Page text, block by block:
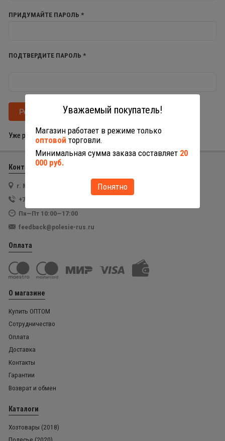
ПРИДУМАЙТЕ ПАРОЛЬ *
ПОДТВЕРДИТЕ ПАРОЛЬ *
Уже регистрировались?Вход
Контакты
г. Москва, ул. Пермская, д. 11, стр. 5
+7 (985) 188-09-70
Пн—Пт 10:00—17:00
feedback@polesie-rus.ru
Оплата
О магазине
Купить ОПТОМ
Сотрудничество
Оплата
Доставка
Контакты
Гарантии
Возврат и обмен
Каталоги
Хозтовары (2018)
Уважаемый покупатель!
Магазин работает в режиме только
оптовой торговли.
Минимальная сумма заказа составляет 20
000 руб.
Понятно